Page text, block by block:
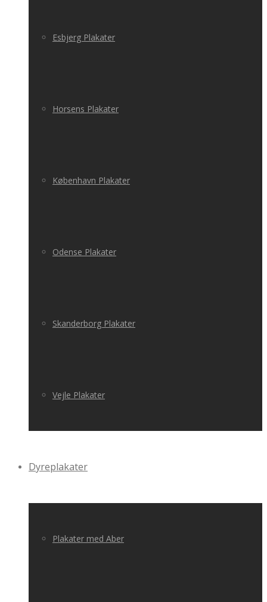
Esbjerg Plakater
Horsens Plakater
København Plakater
Odense Plakater
Skanderborg Plakater
Vejle Plakater
Dyreplakater
Plakater med Aber